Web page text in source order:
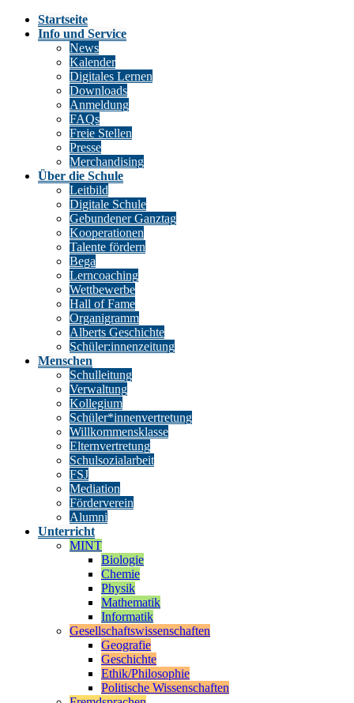
Startseite
Info und Service
News
Kalender
Digitales Lernen
Downloads
Anmeldung
FAQs
Freie Stellen
Presse
Merchandising
Über die Schule
Leitbild
Digitale Schule
Gebundener Ganztag
Kooperationen
Talente fördern
Bega
Lerncoaching
Wettbewerbe
Hall of Fame
Organigramm
Alberts Geschichte
Schüler:innenzeitung
Menschen
Schulleitung
Verwaltung
Kollegium
Schüler*innenvertretung
Willkommensklasse
Elternvertretung
Schulsozialarbeit
FSJ
Mediation
Förderverein
Alumni
Unterricht
MINT
Biologie
Chemie
Physik
Mathematik
Informatik
Gesellschaftswissenschaften
Geografie
Geschichte
Ethik/Philosophie
Politische Wissenschaften